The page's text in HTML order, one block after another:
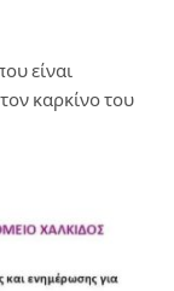
είναι
καρκίνο του